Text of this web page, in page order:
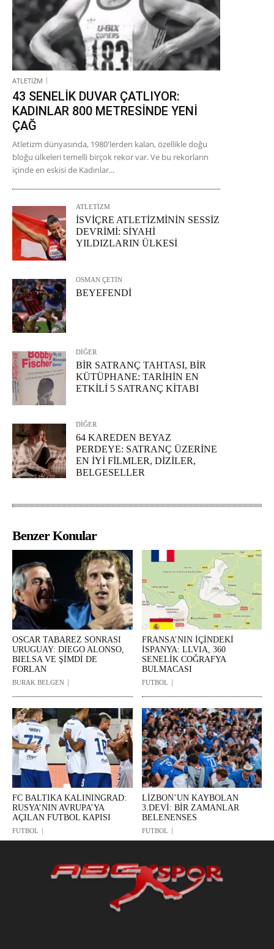
ATLETİZM
43 SENELİK DUVAR ÇATLIYOR:
KADINLAR 800 METRESİNDE YENİ
ÇAĞ
Atletizm dünyasında, 1980'lerden kalan, özellikle doğu
bloğu ülkeleri temelli birçok rekor var. Ve bu rekorların
içinde en eskisi de Kadınlar...
ATLETİZM
İSVİÇRE ATLETİZMİNİN SESSİZ
DEVRİMİ: SİYAHİ
YILDIZLARIN ÜLKESİ
OSMAN ÇETİN
BEYEFENDİ
DİĞER
BİR SATRANÇ TAHTASI, BİR
KÜTÜPHANE: TARİHİN EN
ETKİLİ 5 SATRANÇ KİTABI
DİĞER
64 KAREDEN BEYAZ
PERDEYE: SATRANÇ ÜZERİNE
EN İYİ FİLMLER, DİZİLER,
BELGESELLER
Benzer Konular
OSCAR TABAREZ SONRASI
URUGUAY: DIEGO ALONSO,
BIELSA VE ŞİMDİ DE
FORLAN
BURAK BELGEN
FRANSA’NIN İÇİNDEKİ
İSPANYA: LLVIA, 360
SENELİK COĞRAFYA
BULMACASI
FUTBOL
FC BALTIKA KALININGRAD:
RUSYA’NIN AVRUPA’YA
AÇILAN FUTBOL KAPISI
FUTBOL
LİZBON’UN KAYBOLAN
3.DEVİ: BİR ZAMANLAR
BELENENSES
FUTBOL